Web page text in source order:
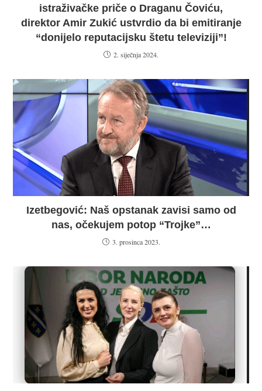
istraživačke priče o Draganu Čoviću,
direktor Amir Zukić ustvrdio da bi emitiranje
“donijelo reputacijsku štetu televiziji”!
2. siječnja 2024.
Izetbegović: Naš opstanak zavisi samo od
nas, očekujem potop “Trojke”…
3. prosinca 2023.